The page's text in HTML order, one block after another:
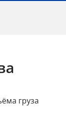
груза